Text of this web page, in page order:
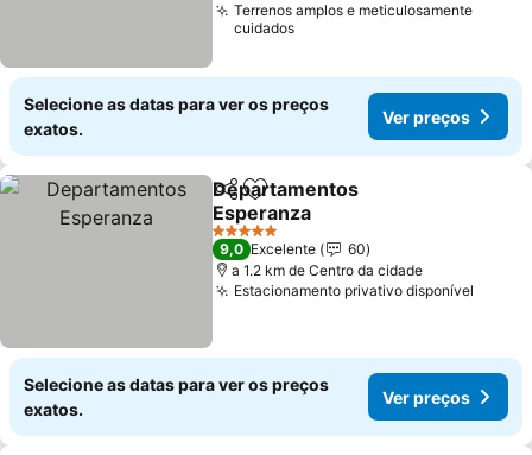
Terrenos amplos e meticulosamente
cuidados
Selecione as datas para ver os preços
exatos.
Ver preços
PartilharAdicionar aos favoritos
Departamentos
Esperanza
Ver preços
5 Estrelas
9,0 Excelente
60
a 1.2 km de Centro da cidade
Estacionamento privativo disponível
Selecione as datas para ver os preços
exatos.
Ver preços